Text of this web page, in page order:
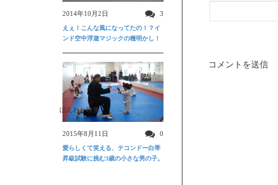
2014年10月2日 3
えぇ！こんな風になってたの！？イ
ンド空中浮遊マジックの種明かし！
ほんわか映像
2015年8月11日 0
愛らしくて笑える、テコンドー白帯
昇級試験に挑む3歳の小さな男の子。